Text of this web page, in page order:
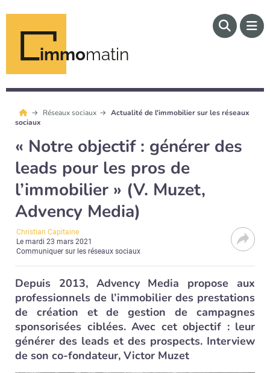
immomatin
Réseaux sociaux
Actualité de l'immobilier sur les réseaux
sociaux
« Notre objectif : générer des
leads pour les pros de
l’immobilier » (V. Muzet,
Advency Media)
Christian Capitaine
Lemardi 23 mars 2021
Communiquer sur les réseaux sociaux
Depuis 2013, Advency Media propose aux
professionnels de l’immobilier des prestations
de création et de gestion de campagnes
sponsorisées ciblées. Avec cet objectif : leur
générer des leads et des prospects. Interview
de son co-fondateur, Victor Muzet